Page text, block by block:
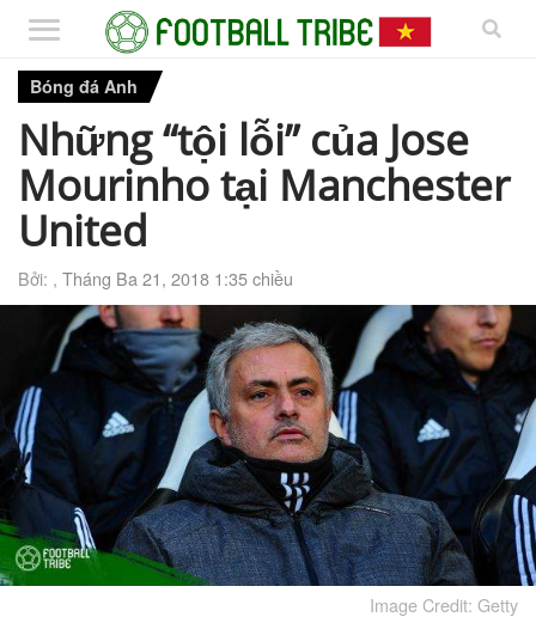
Bóng đá Anh
Những “tội lỗi” của Jose
Mourinho tại Manchester
United
Bởi: , Tháng Ba 21, 2018 1:35 chiều
Image Credit: Getty